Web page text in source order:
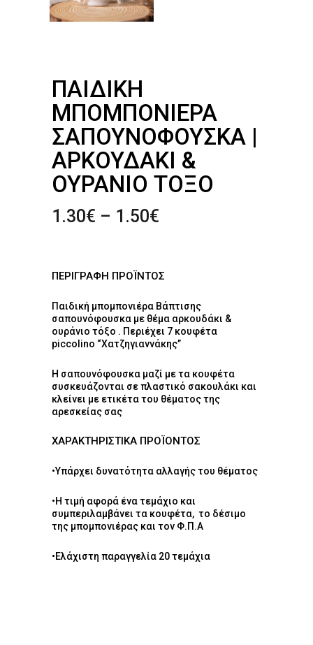
ΠΑΙΔΙΚΉ
ΜΠΟΜΠΟΝΙΈΡΑ
ΣΑΠΟΥΝΌΦΟΥΣΚΑ |
ΑΡΚΟΥΔΆΚΙ &
ΟΥΡΆΝΙΟ ΤΌΞΟ
1.30€ – 1.50€
through
1.50€
ΠΕΡΙΓΡΑΦΗ ΠΡΟΪΝΤΟΣ
Παιδική μπομπονιέρα Βάπτισης
σαπουνόφουσκα με θέμα αρκουδάκι &
ουράνιο τόξο . Περιέχει 7 κουφέτα
piccolino “Χατζηγιαννάκης”
Η σαπουνόφουσκα μαζί με τα κουφέτα
συσκευάζονται σε πλαστικό σακουλάκι και
κλείνει με ετικέτα του θέματος της
αρεσκείας σας
ΧΑΡΑΚΤΗΡΙΣΤΙΚΑ ΠΡΟΪΟΝΤΟΣ
•Υπάρχει δυνατότητα αλλαγής του θέματος
•Η τιμή αφορά ένα τεμάχιο και
συμπεριλαμβάνει τα κουφέτα, το δέσιμο
της μπομπονιέρας και τον Φ.Π.Α
•Ελάχιστη παραγγελία 20 τεμάχια